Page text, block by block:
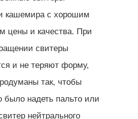
кашемира с хорошим
цены и качества. При
свитеры
и не теряют форму,
так, чтобы
было надеть пальто или
нейтрального